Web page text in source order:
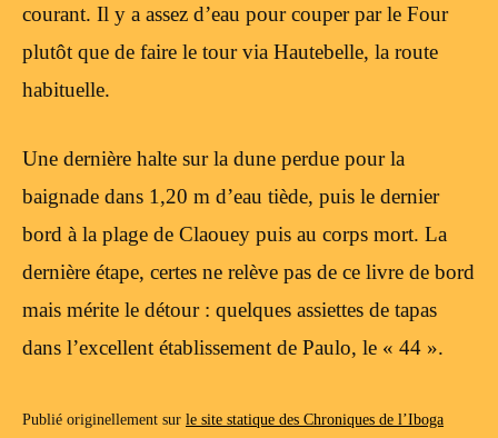
courant. Il y a assez d’eau pour couper par le Four
plutôt que de faire le tour via Hautebelle, la route
habituelle.
Une dernière halte sur la dune perdue pour la
baignade dans 1,20 m d’eau tiède, puis le dernier
bord à la plage de Claouey puis au corps mort. La
dernière étape, certes ne relève pas de ce livre de bord
mais mérite le détour : quelques assiettes de tapas
dans l’excellent établissement de Paulo, le « 44 ».
Publié originellement sur le site statique des Chroniques de l’Iboga